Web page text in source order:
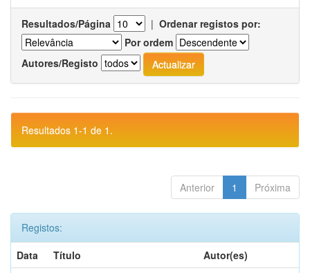
Resultados/Página | Ordenar registos por:
Por ordem
Autores/Registo
Resultados 1-1 de 1.
Anterior 1 Próxima
Registos:
Data
Título
Autor(es)